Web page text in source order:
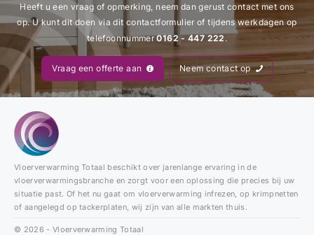
Heeft u een vraag of opmerking, neem dan gerust contact met ons
op. U kunt dit doen via dit contactformulier of tijdens werkdagen op
telefoonnummer0162 - 447 222.
Vraag een offerte aan Neem contact op
Vloerverwarming Totaal beschikt over jarenlange ervaring in de
vloerverwarmingsbranche en zorgt voor een oplossing die precies bij uw
situatie past. Of het nu gaat om vloerverwarming infrezen, op krimpnetten
of aangelegd op tackerplaten, wij zijn van alle markten thuis.
© 2026 - Vloerverwarming Totaal